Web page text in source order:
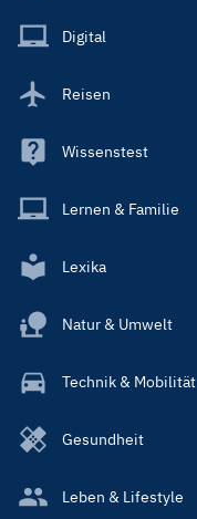
Main
Digital
Reisen
Wissenstest
Lernen & Familie
Lexika
Natur & Umwelt
Technik & Mobilität
Gesundheit
Leben & Lifestyle